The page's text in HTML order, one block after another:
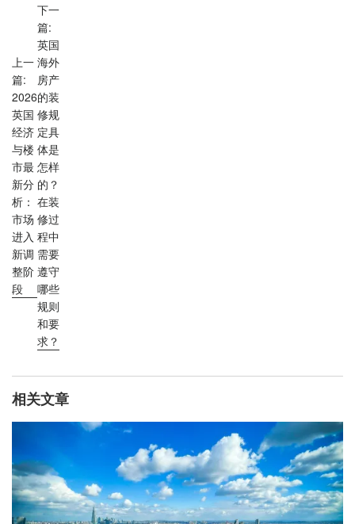
上一
篇:
2026
英国
经济
与楼
市最
新分
析：
市场
进入
新调
整阶
段
下一
篇:
英国
海外
房产
的装
修规
定具
体是
怎样
的？
在装
修过
程中
需要
遵守
哪些
规则
和要
求？
相关文章